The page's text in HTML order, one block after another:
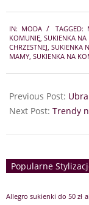
04-
14
IN: MODA TAGGED:
KOMUNIĘ, SUKIENKA
CHRZESTNEJ, SUKIENKA
MAMY, SUKIENKA NA
Previous Post:
Next Post: Trendy
Popularne
Allegro sukienki do 50 zł